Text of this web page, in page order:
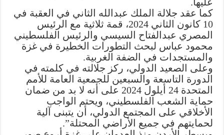
عليها.
كما عقد جلالة الملك عبدالله الثاني في العقبة في
10 كانون الثاني 2024، قمة ثلاثية مع الرئيس
المصري عبدالفتاح السيسي والرئيس الفلسطيني
محمود عباس لبحث التطورات الخطيرة في غزة
والمستجدات في الضفة الغربية.
وعلى الصعيد الدولي، ركز جلالته في كلمته في
الدورة التاسعة والسبعين للجمعية العامة للأمم
المتحدة 24 أيلول 2024 على أنه لا بد من ضمان
حماية الشعب الفلسطيني، ويحتم الواجب
الأخلاقي على المجتمع الدولي، أن يتبنى آلية
لحمايتهم في جميع الأراضي المحتلة”.